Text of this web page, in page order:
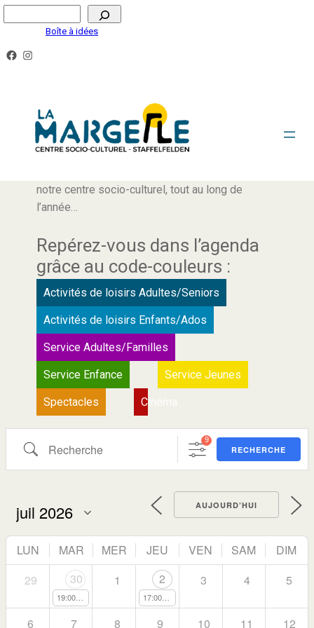
Boîte à idées
AGENDA
notre centre socio-culturel, tout au long de
l’année…
Repérez-vous dans l’agenda
grâce au code-couleurs :
Activités de loisirs Adultes/Seniors
Activités de loisirs Enfants/Ados
Service Adultes/Familles
Service Enfance Service Jeunes
Spectacles Cinéma
9
RECHERCHE
AUJOURD’HUI
LUN MAR MER JEU VEN SAM
DIM
29
30
19:00
Spectacle des cours de théâtre
1 2
17:00Un espace dédié aux jeunes à Staffelfelden
3 4 5
6 7 8 9 10 11 12